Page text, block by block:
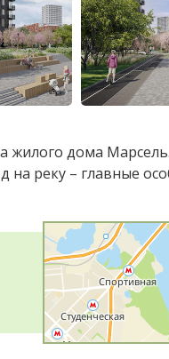
жилого дома
реку – главные